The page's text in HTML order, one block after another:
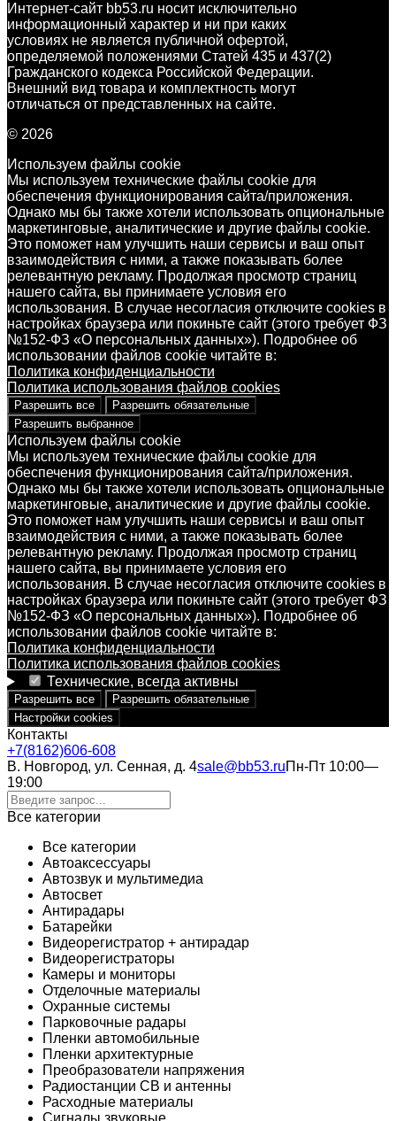
Интернет-сайт bb53.ru носит исключительно
информационный характер и ни при каких
условиях не является публичной офертой,
определяемой положениями Статей 435 и 437(2)
Гражданского кодекса Российской Федерации.
Внешний вид товара и комплектность могут
отличаться от представленных на сайте.
© 2026
Используем файлы cookie
Мы используем технические файлы cookie для
обеспечения функционирования сайта/приложения.
Однако мы бы также хотели использовать опциональные
маркетинговые, аналитические и другие файлы cookie.
Это поможет нам улучшить наши сервисы и ваш опыт
взаимодействия с ними, а также показывать более
релевантную рекламу. Продолжая просмотр страниц
нашего сайта, вы принимаете условия его
использования. В случае несогласия отключите cookies в
настройках браузера или покиньте сайт (этого требует ФЗ
№152-ФЗ «О персональных данных»). Подробнее об
использовании файлов cookie читайте в:
Политика конфиденциальности
Политика использования файлов cookies
Разрешить все
Разрешить обязательные
Разрешить выбранное
Используем файлы cookie
Мы используем технические файлы cookie для
обеспечения функционирования сайта/приложения.
Однако мы бы также хотели использовать опциональные
маркетинговые, аналитические и другие файлы cookie.
Это поможет нам улучшить наши сервисы и ваш опыт
взаимодействия с ними, а также показывать более
релевантную рекламу. Продолжая просмотр страниц
нашего сайта, вы принимаете условия его
использования. В случае несогласия отключите cookies в
настройках браузера или покиньте сайт (этого требует ФЗ
№152-ФЗ «О персональных данных»). Подробнее об
использовании файлов cookie читайте в:
Политика конфиденциальности
Политика использования файлов cookies
Технические, всегда активны
Разрешить все
Разрешить обязательные
Настройки cookies
Контакты
+7(8162)606-608
В. Новгород, ул. Сенная, д. 4sale@bb53.ruПн-Пт 10:00—
19:00
Все категории
Все категории
Автоаксессуары
Автозвук и мультимедиа
Автосвет
Антирадары
Батарейки
Видеорегистратор + антирадар
Видеорегистраторы
Камеры и мониторы
Отделочные материалы
Охранные системы
Парковочные радары
Пленки автомобильные
Пленки архитектурные
Преобразователи напряжения
Радиостанции CB и антенны
Расходные материалы
Сигналы звуковые